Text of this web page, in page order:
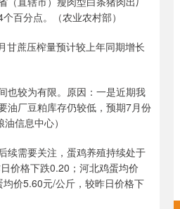
百分点。（农业农村部）
蔗压榨量预计较上年同期增长
较为有限。原因：一是近期我
油厂豆粕库存仍较低，预期7月份
信息中心）
需要关注，蛋鸡养殖持续处于
价格下跌0.20；河北鸡蛋均价
价5.60元/公斤，较昨日价格下